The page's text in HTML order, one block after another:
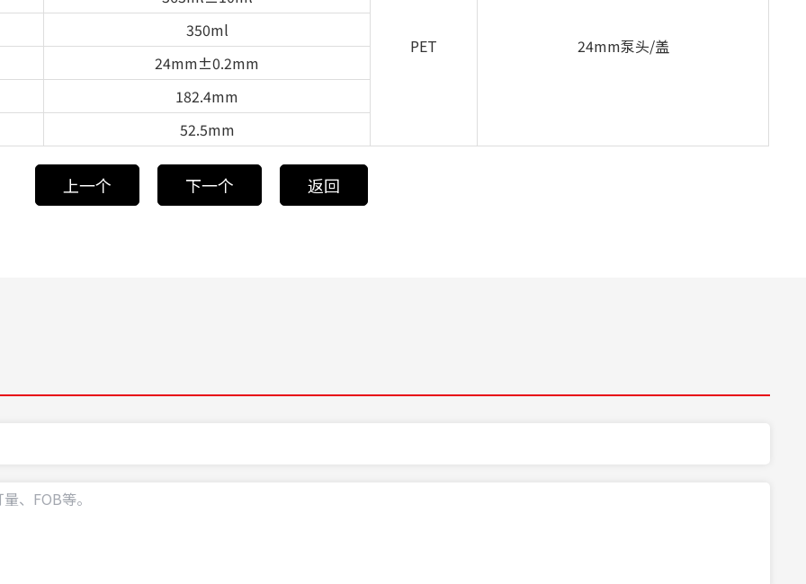
PET 24mm泵头/盖
350ml
24mm±0.2mm
182.4mm
52.5mm
上一个 下一个 返回